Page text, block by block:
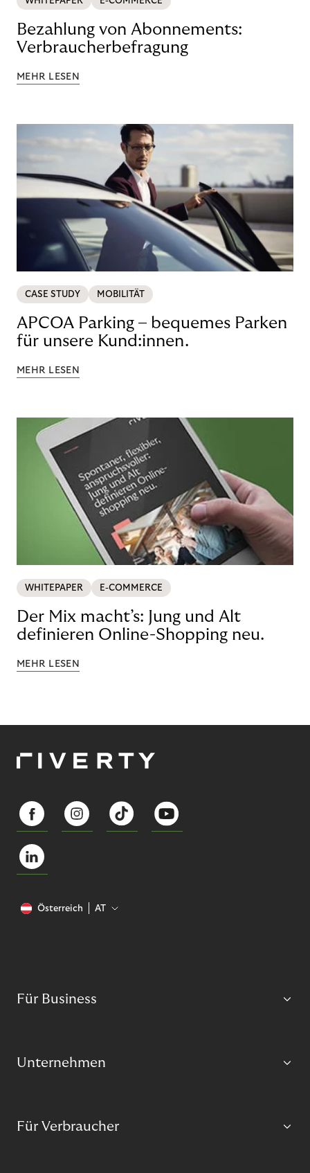
Bezahlung von Abonnements:
Verbraucherbefragung
MEHR LESEN
CASE STUDY MOBILITÄT
APCOA Parking – bequemes Parken
für unsere Kund:innen.
MEHR LESEN
WHITEPAPER E-COMMERCE
Der Mix macht’s: Jung und Alt
definieren Online-Shopping neu.
MEHR LESEN
Österreich AT
Für Business
Unternehmen
Für Verbraucher